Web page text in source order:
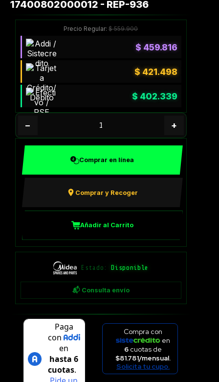
17400802000012 - REP-936
Precio Regular:$559.900
$ 459.816
$ 421.498
$ 402.339
− +
Comprar en línea
Comprar y Recoger
Añadir al Carrito
Estado: Disponible
📬 Consulta envío
Compra con
en
6 cuotas de
$81.781/mensual.
Solicita tu cupo.